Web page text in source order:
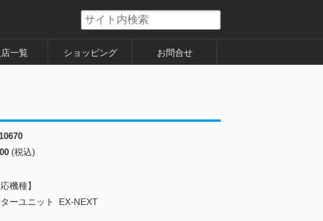
一覧 ショッピング お問合せ
10670
(税込)
応機種】
ーユニット EX-NEXT